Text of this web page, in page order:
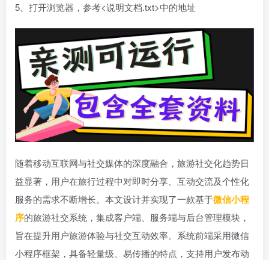
5、打开浏览器，参考<说明文档.txt>中的地址
随着移动互联网与社交媒体的深度融合，旅游社交化趋势日
益显著，用户在旅行过程中对即时分享、互动交流及个性化
服务的需求不断增长。本文设计并实现了一款基于微信小程
序的旅游社交系统，集成客户端、服务端与后台管理模块，
旨在提升用户旅游体验与社交互动效率。系统前端采用微信
小程序框架，具备轻量级、易传播的特点，支持用户发布动